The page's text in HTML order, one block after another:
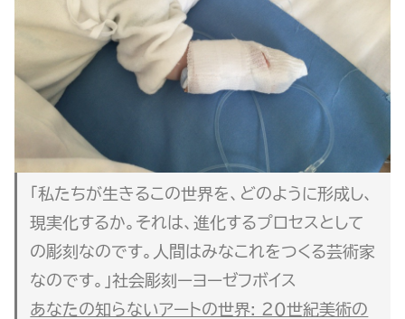
「私たちが生きるこの世界を、どのように形成し、
現実化するか。それは、進化するプロセスとして
の彫刻なのです。人間はみなこれをつくる芸術家
なのです。」社会彫刻ーヨーゼフボイス
あなたの知らないアートの世界: ２０世紀美術の